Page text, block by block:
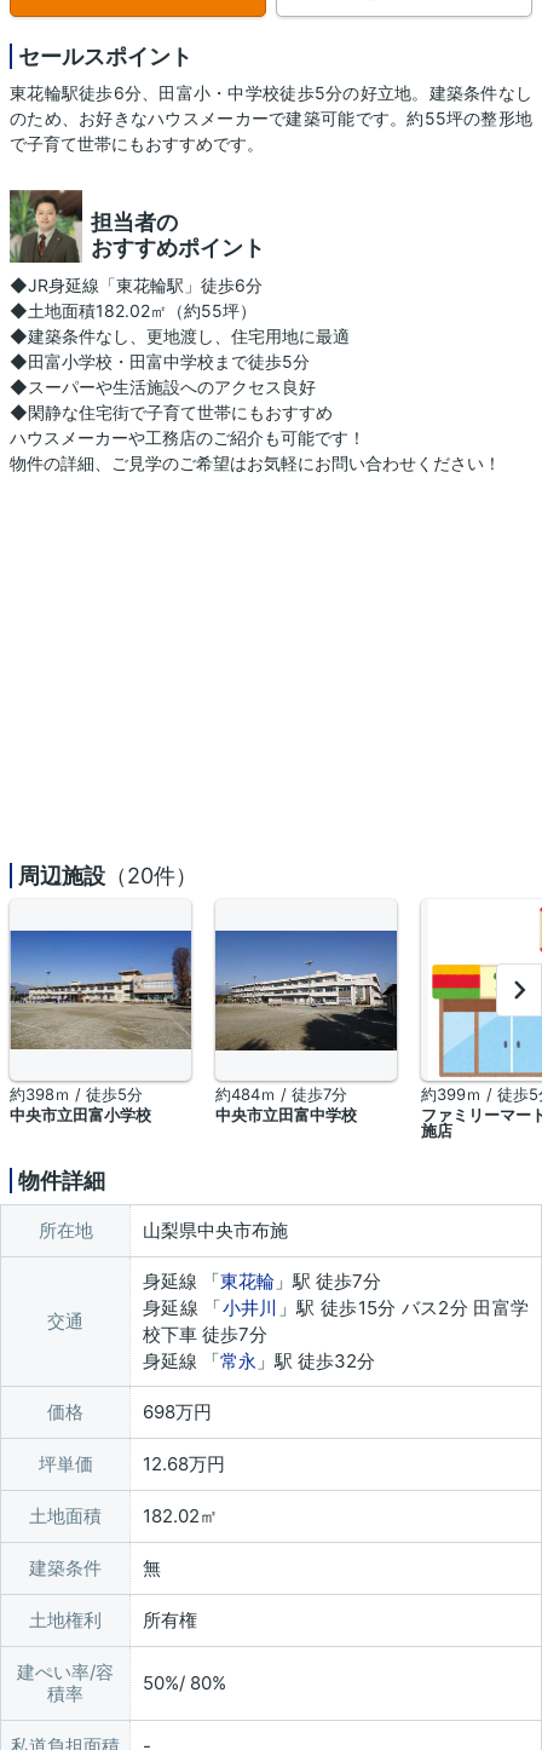
セールスポイント
東花輪駅徒歩6分、田富小・中学校徒歩5分の好立地。建築条件なし
のため、お好きなハウスメーカーで建築可能です。約55坪の整形地
で子育て世帯にもおすすめです。
担当者の
おすすめポイント
◆JR身延線「東花輪駅」徒歩6分
◆土地面積182.02㎡（約55坪）
◆建築条件なし、更地渡し、住宅用地に最適
◆田富小学校・田富中学校まで徒歩5分
◆スーパーや生活施設へのアクセス良好
◆閑静な住宅街で子育て世帯にもおすすめ
ハウスメーカーや工務店のご紹介も可能です！
物件の詳細、ご見学のご希望はお気軽にお問い合わせください！
周辺施設 （20件）
約398ｍ / 徒歩5分
中央市立田富小学校
約484ｍ / 徒歩7分
中央市立田富中学校
約399ｍ / 徒歩5
ファミリーマー
施店
物件詳細
所在地 山梨県中央市布施
交通
身延線 「東花輪 」駅 徒歩7分
身延線 「小井川 」駅 徒歩15分 バス2分 田富学
校下車 徒歩7分
身延線 「常永 」駅 徒歩32分
価格 698万円
坪単価 12.68万円
土地面積 182.02㎡
建築条件 無
土地権利 所有権
建ぺい率/容
積率
50%/ 80%